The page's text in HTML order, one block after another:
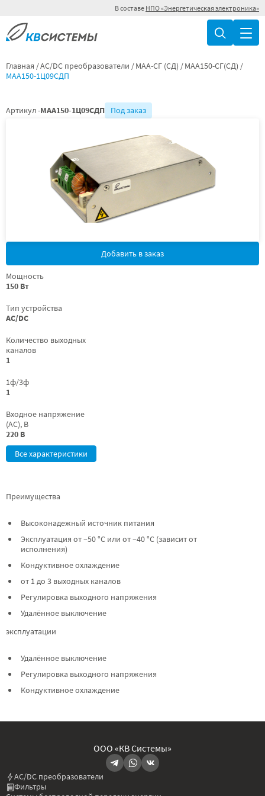
В составе НПО «Энергетическая электроника»
Главная AC/DC преобразователи МАА-СГ (СД)
МАА150-СГ(СД)
МАА150-1Ц09СДП
Артикул -МАА150-1Ц09СДП Под заказ
Добавить в заказ
Мощность
150 Вт
Тип устройства
AC/DC
Количество выходных
каналов
1
1ф/3ф
1
Входное напряжение
(AC), В
220 В
Все характеристики
Преимущества
Высоконадежный источник питания
Эксплуатация от –50 °C или от –40 °C (зависит от
исполнения)
Кондуктивное охлаждение
от 1 до 3 выходных каналов
Регулировка выходного напряжения
Удалённое выключение
эксплуатации
Удалённое выключение
Регулировка выходного напряжения
Кондуктивное охлаждение
ООО «КВ Системы»
AC/DC преобразователи
Фильтры